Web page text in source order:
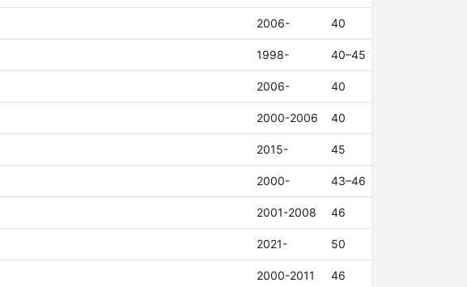
2006- 40
1998- 40–45
2006- 40
2000-2006 40
2015- 45
2000- 43–46
2001-2008 46
2021- 50
2000-2011 46